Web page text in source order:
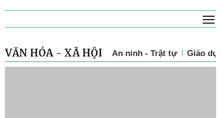
VĂN HÓA - XÃ HỘI An ninh - Trật tự Giáo